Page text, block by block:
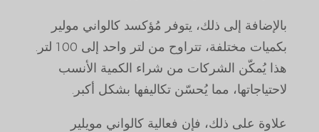
بالإضافة إلى ذلك، يتوفر مُؤكسد كالواني مولير
بكميات مختلفة، تتراوح من لتر واحد إلى 100 لتر.
هذا يُمكّن الشركات من شراء الكمية الأنسب
لاحتياجاتها، مما يُحسّن تكاليفها بشكل أكبر.
علاوة على ذلك، فإن فعالية كالواني مويلير